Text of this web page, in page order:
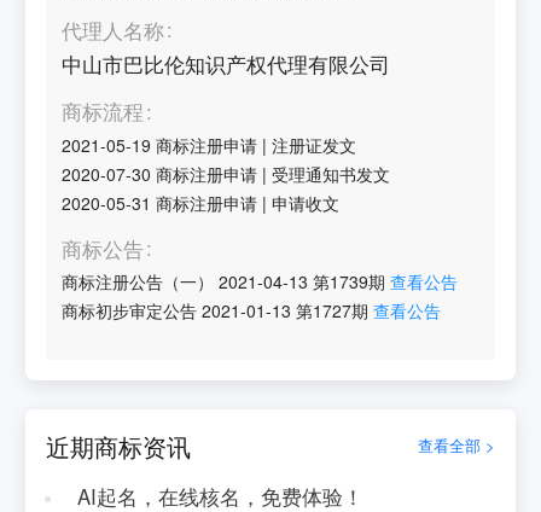
代理人名称
中山市巴比伦知识产权代理有限公司
商标流程
2021-05-19 商标注册申请 |注册证发文
2020-07-30 商标注册申请 |受理通知书发文
2020-05-31 商标注册申请 |申请收文
商标公告
商标注册公告（一） 2021-04-13 第1739期 查看公告
商标初步审定公告 2021-01-13 第1727期 查看公告
近期商标资讯 查看全部 >
AI起名，在线核名，免费体验！